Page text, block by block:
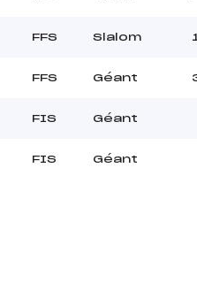
FFS Slalom
FFS Géant
FIS Géant
FIS Géant